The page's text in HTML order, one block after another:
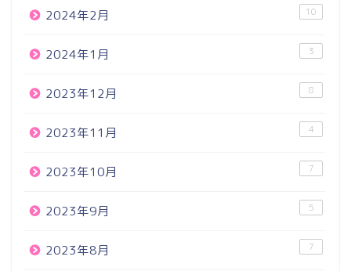
2024年2月 10
2024年1月 3
2023年12月 8
2023年11月 4
2023年10月 7
2023年9月 5
2023年8月 7